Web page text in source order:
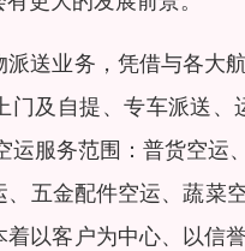
送业务，凭借与各大
门及自提、专车派送
运服务范围：普货空
五金配件空运、蔬菜
以客户为中心、以信